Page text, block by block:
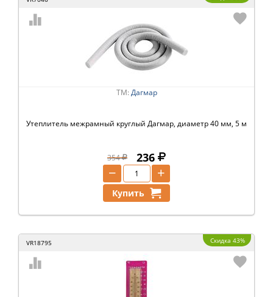
ТМ: Дагмар
Утеплитель межрамный круглый Дагмар, диаметр 40 мм, 5 м
354 236
+
−
Купить
VR18795 Скидка 43%